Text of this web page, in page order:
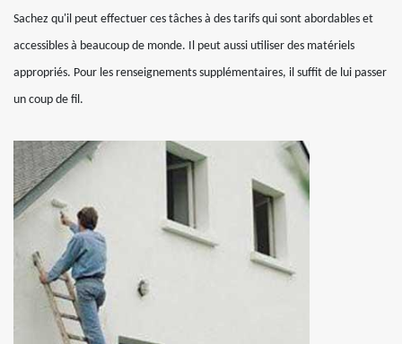
Sachez qu'il peut effectuer ces tâches à des tarifs qui sont abordables et
accessibles à beaucoup de monde. Il peut aussi utiliser des matériels
appropriés. Pour les renseignements supplémentaires, il suffit de lui passer
un coup de fil.